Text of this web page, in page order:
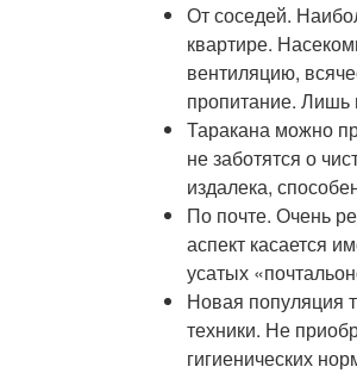
От соседей.
квартире.
вентиляцию,
пропитание. Лишь
Таракана можно
не заботятся о
издалека,
По почте. Очень
аспект касается
усатых
Новая популяция
техники. Не
гигиенических